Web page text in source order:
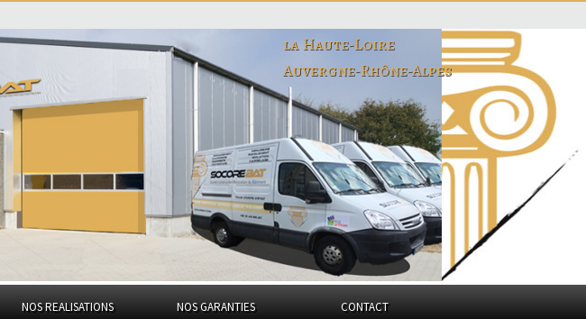
la Haute-Loire
Auvergne-Rhône-Alpes
NOS REALISATIONS NOS GARANTIES CONTACT